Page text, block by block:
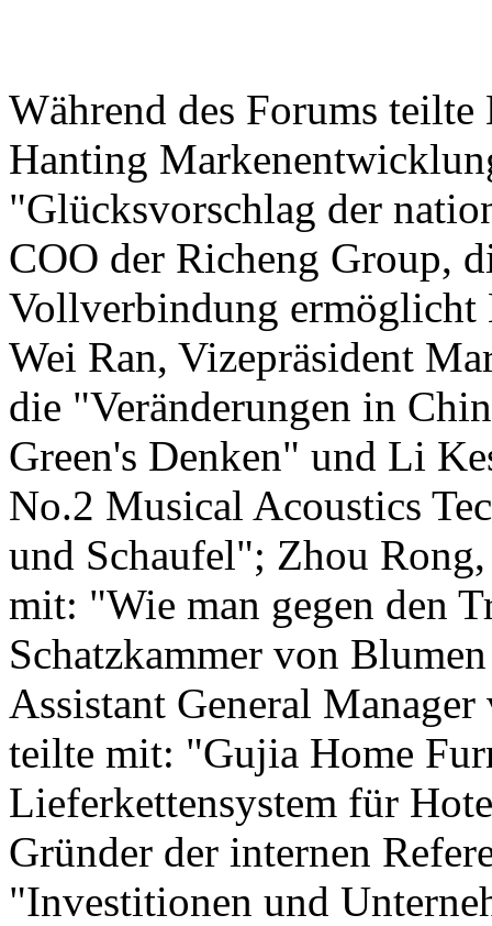
Während des Forums
Hanting
"Glücksvorschlag der
COO der Richeng Group,
Vollverbindung
Wei Ran, Vizepräsident
die "Veränderungen in
Green's Denken" und Li
No.2 Musical Acoustics
und Schaufel"; Zhou
mit: "Wie man gegen den
Schatzkammer von
Assistant General
teilte mit: "Gujia Home
Lieferkettensystem für
Gründer der internen
"Investitionen und